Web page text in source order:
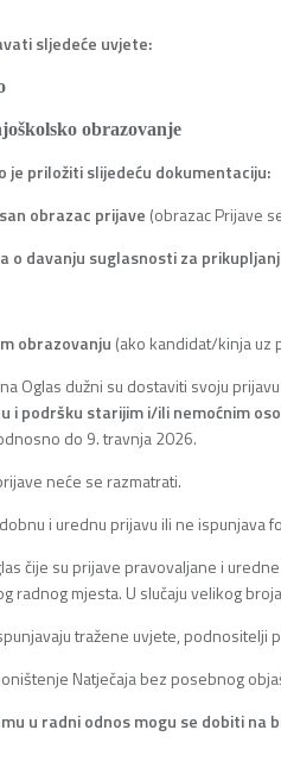
sljedeće uvjete:
obrazovanje
je priložiti slijedeću dokumentaciju:
obrazac prijave (obrazac Prijave
o davanju suglasnosti za
obrazovanju (ako kandidat/kinja uz
Oglas dužni su dostaviti svoju
i podršku starijim i/ili nemoćnim
do 9. travnja 2026.
neće se razmatrati.
i urednu prijavu ili ne ispunjava
čije su prijave pravovaljane i
radnog mjesta. U slučaju velikog
tražene uvjete, podnositelji
Natječaja bez posebnog
u radni odnos mogu se dobiti